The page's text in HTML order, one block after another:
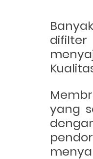
yang